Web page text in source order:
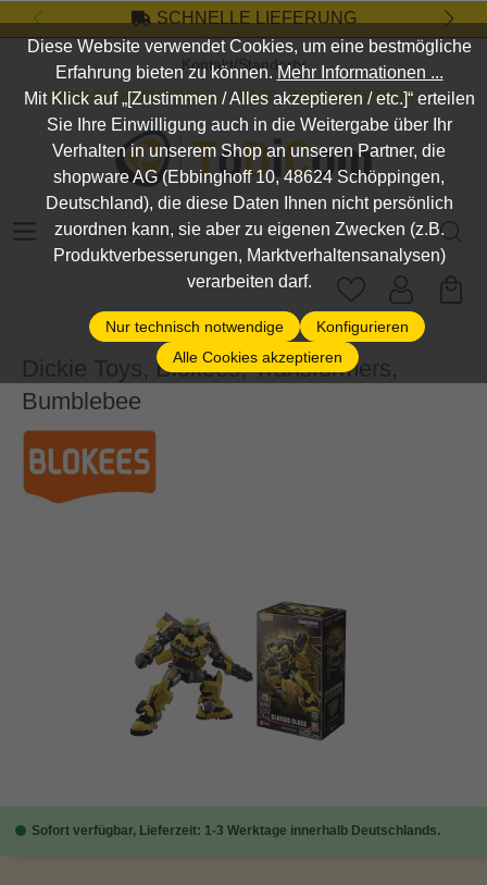
Zum Hauptinhalt springenSCHNELLE LIEFERUNG
Kontakt/Standort
DEIN SHOP FÜR SPIEL, SPASS UND VIELES MEHR...
Suchbegriff eingeben ...
Dickie Toys, Blokees, Transformers,
Bumblebee
Sofort verfügbar, Lieferzeit: 1-3 Werktage innerhalb Deutschlands.
Diese Website verwendet Cookies, um eine bestmögliche
Erfahrung bieten zu können.Mehr Informationen ...
Mit Klick auf „[Zustimmen / Alles akzeptieren / etc.]“ erteilen
Sie Ihre Einwilligung auch in die Weitergabe über Ihr
Verhalten in unserem Shop an unseren Partner, die
shopware AG (Ebbinghoff 10, 48624 Schöppingen,
Deutschland), die diese Daten Ihnen nicht persönlich
zuordnen kann, sie aber zu eigenen Zwecken (z.B.
Produktverbesserungen, Marktverhaltensanalysen)
verarbeiten darf.
Nur technisch notwendige
Konfigurieren
Alle Cookies akzeptieren